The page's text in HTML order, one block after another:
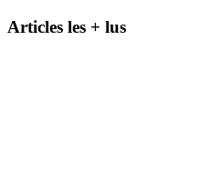
Articles les + lus